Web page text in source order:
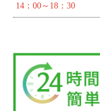
14：00～18：30